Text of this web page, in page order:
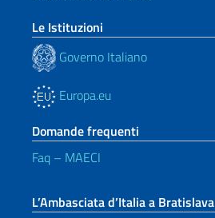
Le Istituzioni
Governo Italiano
Europa.eu
Domande frequenti
Faq – MAECI
L’Ambasciata d’Italia a Bratislava